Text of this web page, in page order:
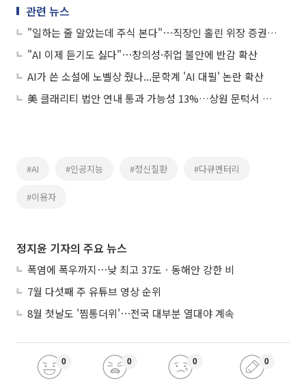
관련 뉴스
"일하는 줄 알았는데 주식 본다"⋯직장인 홀린 위장 증권 사이트
"AI 이제 듣기도 싫다"⋯창의성·취업 불안에 반감 확산
AI가 쓴 소설에 노벨상 줬나...문학계 'AI 대필' 논란 확산
美 클래리티 법안 연내 통과 가능성 13%…상원 문턱서 제동
#AI #인공지능 #정신질환 #다큐멘터리
#이용자
정지윤 기자의 주요 뉴스
폭염에 폭우까지⋯낮 최고 37도ㆍ동해안 강한 비
7월 다섯째 주 유튜브 영상 순위
8월 첫날도 '찜통더위'⋯전국 대부분 열대야 계속
0 0 0 0